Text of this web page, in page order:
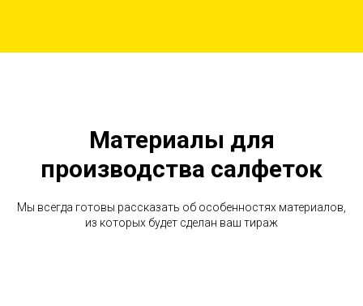
Материалы для
производства салфеток
Мы всегда готовы рассказать об особенностях материалов,
из которых будет сделан ваш тираж